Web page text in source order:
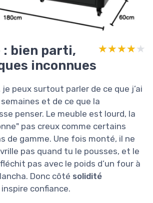
bien parti,
inconnues
★★★★★
★★★★★
peux surtout parler de ce que j’ai
et de ce que la
penser. Le meuble est lourd, la
pas creux comme certains
de gamme. Une fois monté, il ne
pas quand tu le pousses, et le
pas avec le poids d’un four à
Donc côté solidité
inspire confiance.